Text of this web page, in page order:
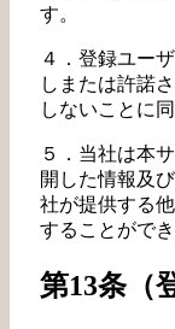
す。
４．登録ユー
しまたは許諾
しないことに
５．当社は本
開した情報及
社が提供する
することがで
第13条（